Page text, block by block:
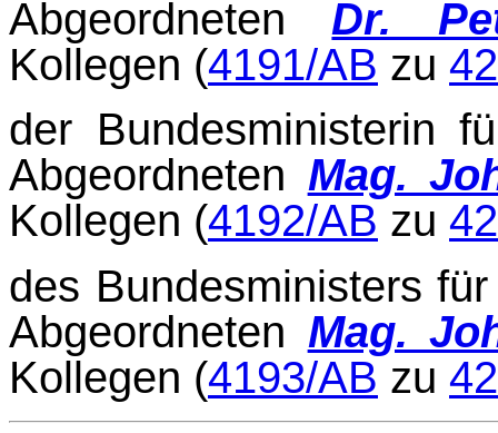
Abgeordneten Dr.
Kollegen (4191/AB zu
der Bundesministerin
Abgeordneten Mag.
Kollegen (4192/AB zu
des Bundesministers
Abgeordneten Mag.
Kollegen (4193/AB zu